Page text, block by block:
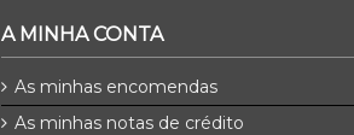
A MINHA CONTA
As minhas encomendas
As minhas notas de crédito